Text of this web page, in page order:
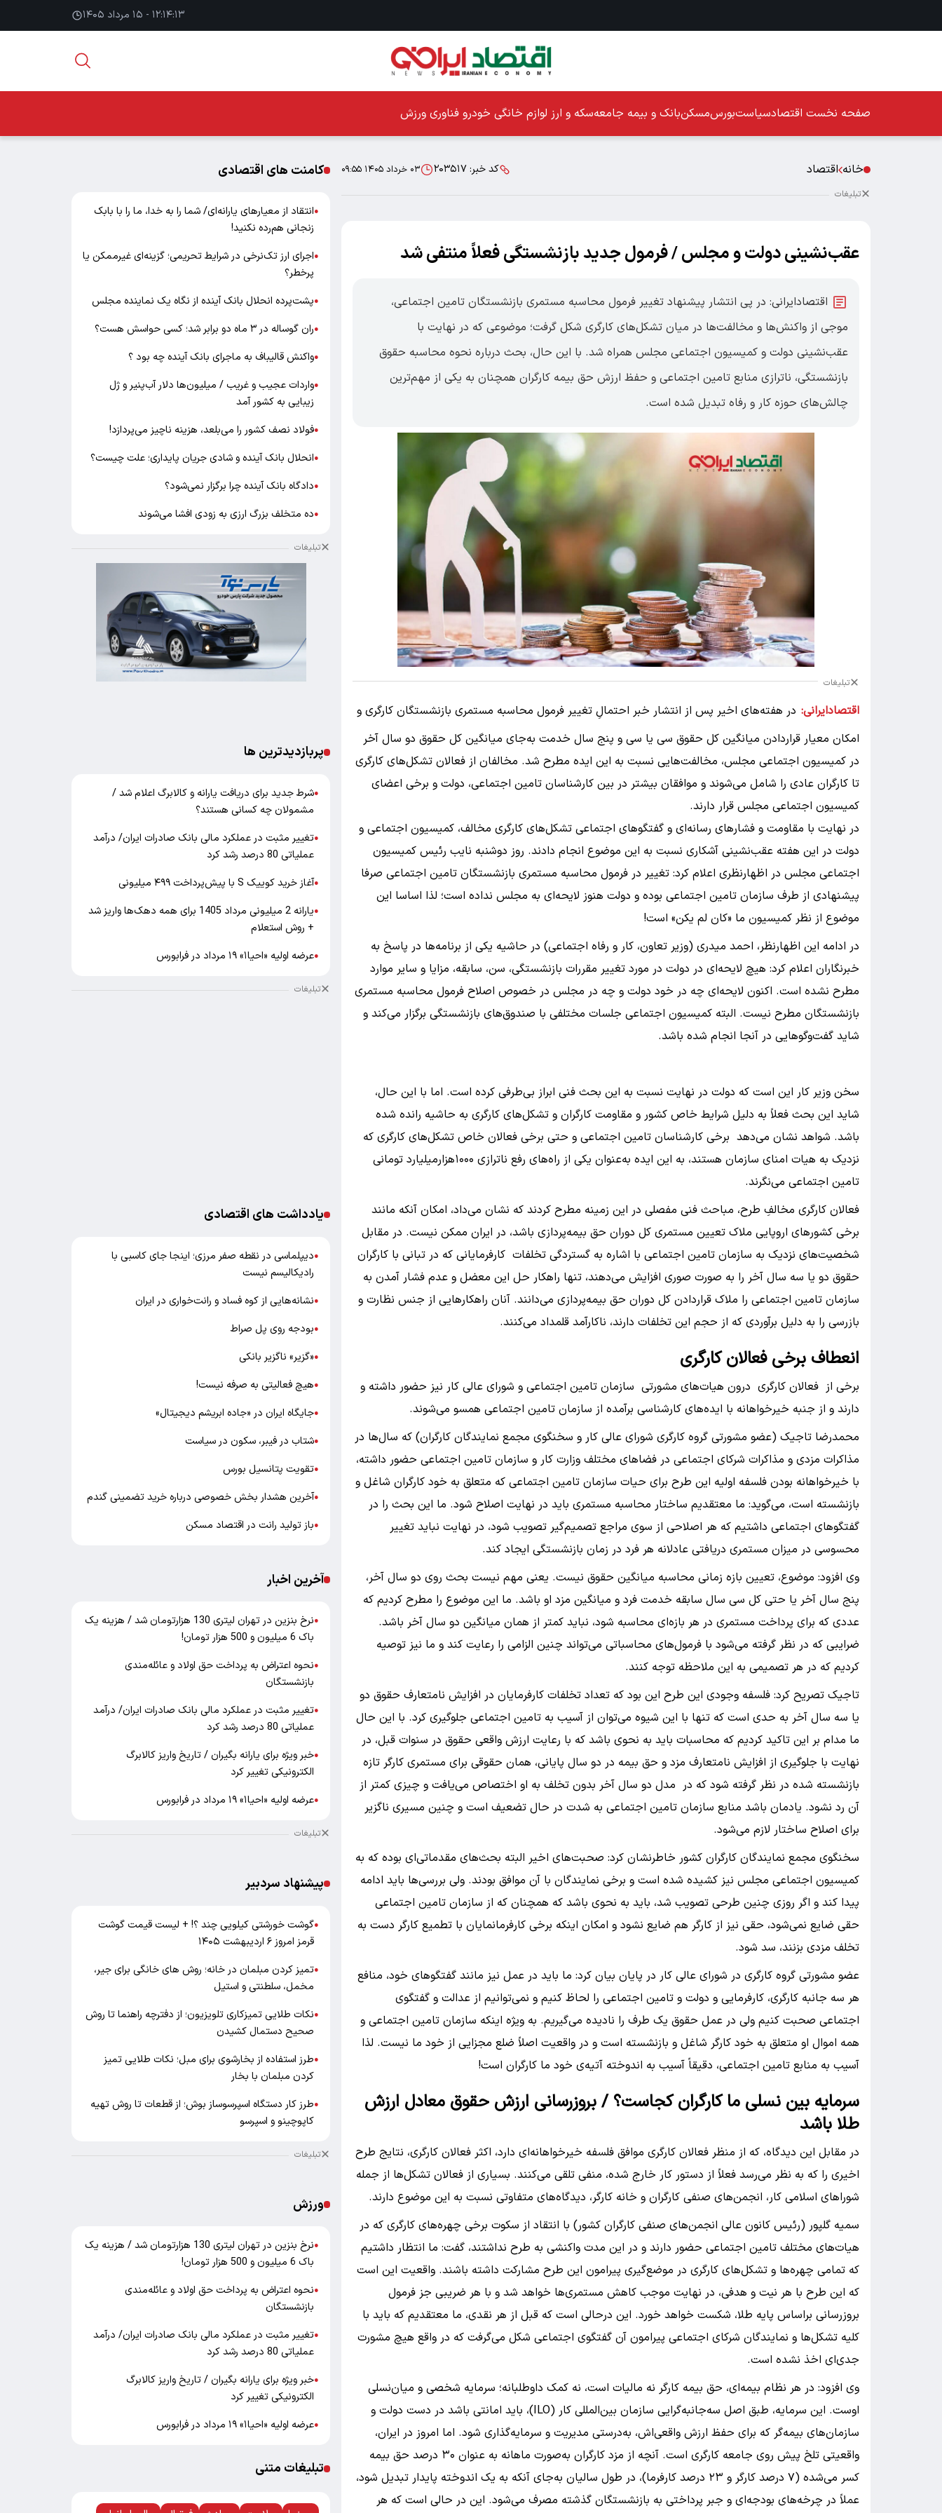
۱۲:۱۴:۱۴ - ۱۵ مرداد ۱۴۰۵
صفحه نخست اقتصادسیاستبورسمسکنبانک و بیمه جامعهسکه و ارز لوازم خانگی خودرو فناوری ورزش
خانه اقتصاد کد خبر: ۲۰۳۵۱۷ ۰۳ خرداد ۱۴۰۵ ۰۹:۵۵
تبلیغات
عقب‌نشینی دولت و مجلس / فرمول جدید بازنشستگی فعلاً منتفی شد
اقتصادایرانی: در پی انتشار پیشنهاد تغییر فرمول محاسبه مستمری بازنشستگان تامین اجتماعی،
موجی از واکنش‌ها و مخالفت‌ها در میان تشکل‌های کارگری شکل گرفت؛ موضوعی که در نهایت با
عقب‌نشینی دولت و کمیسیون اجتماعی مجلس همراه شد. با این حال، بحث درباره نحوه محاسبه حقوق
بازنشستگی، ناترازی منابع تامین اجتماعی و حفظ ارزش حق بیمه کارگران همچنان به یکی از مهم‌ترین
چالش‌های حوزه کار و رفاه تبدیل شده است.
تبلیغات
اقتصادایرانی: در هفته‌های اخیر پس از انتشار خبر احتمالِ تغییر فرمول محاسبه مستمری بازنشستگان کارگری و
امکان معیار قراردادن میانگین کل حقوق سی یا سی و پنج سال خدمت به‌جای میانگین کل حقوق دو سال آخر
در کمیسیون اجتماعی مجلس، مخالفت‌هایی نسبت به این ایده مطرح شد. مخالفان از فعالان تشکل‌های کارگری
تا کارگران عادی را شامل می‌شوند و موافقان بیشتر در بین کارشناسان تامین اجتماعی، دولت و برخی اعضای
کمیسیون اجتماعی مجلس قرار دارند.
در نهایت با مقاومت و فشارهای رسانه‌ای و گفتگوهای اجتماعی تشکل‌های کارگری مخالف، کمیسیون اجتماعی و
دولت در این هفته عقب‌نشینی آشکاری نسبت به این موضوع انجام دادند. روز دوشنبه نایب رئیس کمیسیون
اجتماعی مجلس در اظهارنظری اعلام کرد: تغییر در فرمول محاسبه مستمری بازنشستگان تامین اجتماعی صرفا
پیشنهادی از طرف سازمان تامین اجتماعی بوده و دولت هنوز لایحه‌ای به مجلس نداده است؛ لذا اساسا این
موضوع از نظر کمیسیون ما «کان لم یکن» است!
در ادامه این اظهارنظر، احمد میدری (وزیر تعاون، کار و رفاه اجتماعی) در حاشیه یکی از برنامه‌ها در پاسخ به
خبرنگاران اعلام کرد: هیچ لایحه‌ای در دولت در مورد تغییر مقررات بازنشستگی، سن، سابقه، مزایا و سایر موارد
مطرح نشده است. اکنون لایحه‌ای چه در خود دولت و چه در مجلس در خصوص اصلاح فرمول محاسبه مستمری
بازنشستگان مطرح نیست. البته کمیسیون اجتماعی جلسات مختلفی با صندوق‌های بازنشستگی برگزار می‌کند و
شاید گفت‌وگوهایی در آنجا انجام شده باشد.
سخن وزیر کار این است که دولت در نهایت نسبت به این بحث فنی ابراز بی‌طرفی کرده است. اما با این حال،
شاید این بحث فعلاً به دلیل شرایط خاص کشور و مقاومت کارگران و تشکل‌های کارگری به حاشیه رانده شده
باشد. شواهد نشان می‌دهد برخی کارشناسان تامین اجتماعی و حتی برخی فعالان خاص تشکل‌های کارگری که
نزدیک به هیات امنای سازمان هستند، به این ایده به‌عنوان یکی از راه‌های رفع ناترازی ۱۰۰۰هزارمیلیارد تومانی
تامین اجتماعی می‌نگرند.
فعالان کارگری مخالفِ طرح، مباحث فنی مفصلی در این زمینه مطرح کردند که نشان می‌داد، امکان آنکه مانند
برخی کشورهای اروپایی ملاک تعیین مستمری کل دوران حق بیمه‌پردازی باشد، در ایران ممکن نیست. در مقابل
شخصیت‌های نزدیک به سازمان تامین اجتماعی با اشاره به گستردگی تخلفات کارفرمایانی که در تبانی با کارگران
حقوق دو یا سه سال آخر را به صورت صوری افزایش می‌دهند، تنها راهکار حل این معضل و عدم فشار آمدن به
سازمان تامین اجتماعی را ملاک قراردادن کل دوران حق بیمه‌پردازی می‌دانند. آنان راهکارهایی از جنس نظارت و
بازرسی را به دلیل برآوردی که از حجم این تخلفات دارند، ناکارآمد قلمداد می‌کنند.
انعطاف برخی فعالان کارگری
برخی از فعالان کارگری درون هیات‌های مشورتی سازمان تامین اجتماعی و شورای عالی کار نیز حضور داشته و
دارند و از جنبه خیرخواهانه با ایده‌های کارشناسی برآمده از سازمان تامین اجتماعی همسو می‌شوند.
محمدرضا تاجیک (عضو مشورتی گروه کارگری شورای عالی کار و سخنگوی مجمع نمایندگان کارگران) که سال‌ها در
مذاکرات مزدی و مذاکرات شرکای اجتماعی در فضاهای مختلف وزارت کار و سازمان تامین اجتماعی حضور داشته،
با خیرخواهانه بودن فلسفه اولیه این طرح برای حیات سازمان تامین اجتماعی که متعلق به خود کارگران شاغل و
بازنشسته است، می‌گوید: ما معتقدیم ساختار محاسبه مستمری باید در نهایت اصلاح شود. ما این بحث را در
گفتگوهای اجتماعی داشتیم که هر اصلاحی از سوی مراجع تصمیم‌گیر تصویب شود، در نهایت نباید تغییر
محسوسی در میزان مستمری دریافتی عادلانه هر فرد در زمان بازنشستگی ایجاد کند.
وی افزود: موضوع، تعیین بازه زمانی محاسبه میانگین حقوق نیست. یعنی مهم نیست بحث روی دو سال آخر،
پنج سال آخر یا حتی کل سی سال سابقه خدمت فرد و میانگین مزد او باشد. ما این موضوع را مطرح کردیم که
عددی که برای پرداخت مستمری در هر بازه‌ای محاسبه شود، نباید کمتر از همان میانگین دو سال آخر باشد.
ضرایبی که در نظر گرفته می‌شود با فرمول‌های محاسباتی می‌تواند چنین الزامی را رعایت کند و ما نیز توصیه
کردیم که در هر تصمیمی به این ملاحظه توجه کنند.
تاجیک تصریح کرد: فلسفه وجودی این طرح این بود که تعداد تخلفات کارفرمایان در افزایش نامتعارف حقوق دو
یا سه سال آخر به حدی است که تنها با این شیوه می‌توان از آسیب به تامین اجتماعی جلوگیری کرد. با این حال
ما مدام بر این تاکید کردیم که محاسبات باید به نحوی باشد که با رعایت ارزش واقعی حقوق در سنوات قبل، در
نهایت با جلوگیری از افزایش نامتعارف مزد و حق بیمه در دو سال پایانی، همان حقوقی برای مستمری کارگر تازه
بازنشسته شده در نظر گرفته شود که در مدل دو سال آخر بدون تخلف به او اختصاص می‌یافت و چیزی کمتر از
آن رد نشود. یادمان باشد منابع سازمان تامین اجتماعی به شدت در حال تضعیف است و چنین مسیری ناگزیر
برای اصلاح ساختار لازم می‌شود.
سخنگوی مجمع نمایندگان کارگران کشور خاطرنشان کرد: صحبت‌های اخیر البته بحث‌های مقدماتی‌ای بوده که به
کمیسیون اجتماعی مجلس نیز کشیده شده است و برخی نمایندگان با آن موافق بودند. ولی بررسی‌ها باید ادامه
پیدا کند و اگر روزی چنین طرحی تصویب شد، باید به نحوی باشد که همچنان که از سازمان تامین اجتماعی
حقی ضایع نمی‌شود، حقی نیز از کارگر هم ضایع نشود و امکان اینکه برخی کارفرمانمایان با تطمیع کارگر دست به
تخلف مزدی بزنند، سد شود.
عضو مشورتی گروه کارگری در شورای عالی کار در پایان بیان کرد: ما باید در عمل نیز مانند گفتگوهای خود، منافع
هر سه جانبه کارگری، کارفرمایی و دولت و تامین اجتماعی را لحاظ کنیم و نمی‌توانیم از عدالت و گفتگوی
اجتماعی صحبت کنیم ولی در عمل حقوق یک طرف را نادیده می‌گیریم. به ویژه اینکه سازمان تامین اجتماعی و
همه اموال او متعلق به خود کارگر شاغل و بازنشسته است و در واقعیت اصلاً ضلع مجزایی از خود ما نیست. لذا
آسیب به منابع تامین اجتماعی، دقیقاً آسیب به اندوخته آتیه‌ی خود ما کارگران است!
سرمایه بین نسلی ما کارگران کجاست؟ / بروزرسانی ارزش حقوق معادل ارزش
طلا باشد
در مقابل این دیدگاه، که از منظر فعالان کارگری موافق فلسفه خیرخواهانه‌ای دارد، اکثر فعالان کارگری، نتایج طرح
اخیری را که به نظر می‌رسد فعلاً از دستور کار خارج شده، منفی تلقی می‌کنند. بسیاری از فعالان تشکل‌ها از جمله
شوراهای اسلامی کار، انجمن‌های صنفی کارگران و خانه کارگر، دیدگاه‌های متفاوتی نسبت به این موضوع دارند.
سمیه گلپور (رئیس کانون عالی انجمن‌های صنفی کارگران کشور) با انتقاد از سکوت برخی چهره‌های کارگری که در
هیات‌های مختلف تامین اجتماعی حضور دارند و در این مدت واکنشی به طرح نداشتند، گفت: ما انتظار داشتیم
که تمامی چهره‌ها و تشکل‌های کارگری در موضع‌گیری پیرامون این طرح مشارکت داشته باشند. واقعیت این است
که این طرح با هر نیت و هدفی، در نهایت موجب کاهش مستمری‌ها خواهد شد و با هر ضریبی جز فرمول
بروزرسانی براساس پایه طلا، شکست خواهد خورد. این درحالی است که قبل از هر نقدی، ما معتقدیم که باید با
کلیه تشکل‌ها و نمایندگان شرکای اجتماعی پیرامون آن گفتگوی اجتماعی شکل می‌گرفت که در واقع هیچ مشورت
جدی‌ای اخذ نشده است.
وی افزود: در هر نظام بیمه‌ای، حق بیمه کارگر نه مالیات است، نه کمک داوطلبانه؛ سرمایه شخصی و میان‌نسلی
اوست. این سرمایه، طبق اصل سه‌جانبه‌گرایی سازمان بین‌المللی کار (ILO)، باید امانتی باشد در دست دولت و
سازمان‌های بیمه‌گر که برای حفظ ارزش واقعی‌اش، به‌درستی مدیریت و سرمایه‌گذاری شود. اما امروز در ایران،
واقعیتی تلخ پیش روی جامعه کارگری است. آنچه از مزد کارگران به‌صورت ماهانه به عنوان ۳۰ درصد حق بیمه
کسر می‌شده (۷ درصد کارگر و ۲۳ درصد کارفرما)، در طول سالیان به‌جای آنکه به یک اندوخته پایدار تبدیل شود،
عملاً در چرخه‌های بودجه‌ای و جبر پرداختی به بازنشستگان گذشته مصرف می‌شود. این در حالی است که هر
کامنت های اقتصادی
●انتقاد از معیارهای یارانه‌ای/ شما را به خدا، ما را با بابک
زنجانی هم‌رده نکنید!
●اجرای ارز تک‌نرخی در شرایط تحریمی؛ گزینه‌ای غیرممکن یا
پرخطر؟
●پشت‌پرده انحلال بانک آینده از نگاه یک نماینده مجلس
●ران گوساله در ۳ ماه دو برابر شد؛ کسی حواسش هست؟
●واکنش قالیباف به ماجرای بانک آینده چه بود ؟
●واردات عجیب و غریب / میلیون‌ها دلار آب‌پنیر و ژل
زیبایی به کشور آمد
●فولاد نصف کشور را می‌بلعد، هزینه ناچیز می‌پردازد!
●انحلال بانک آینده و شادی جریان پایداری؛ علت چیست؟
●دادگاه بانک آینده چرا برگزار نمی‌شود؟
●ده متخلف بزرگ ارزی به زودی افشا می‌شوند
تبلیغات
پربازدیدترین ها
●شرط جدید برای دریافت یارانه و کالابرگ اعلام شد /
مشمولان چه کسانی هستند؟
●تغییر مثبت در عملکرد مالی بانک صادرات ایران/ درآمد
عملیاتی 80 درصد رشد کرد
●آغاز خرید کوییک S با پیش‌پرداخت ۴۹۹ میلیونی
●
یارانه 2 میلیونی مرداد 1405 برای همه دهک‌ها واریز شد
+ روش استعلام
●عرضه اولیه «احیا۱» ۱۹ مرداد در فرابورس
تبلیغات
یادداشت های اقتصادی
●دیپلماسی در نقطه صفر مرزی؛ اینجا جای کاسبی با
رادیکالیسم نیست
●نشانه‌هایی از کوه فساد و رانت‌خواری در ایران
●بودجه روی پل صراط
●«گزیر» ناگزیر بانکی
●هیچ فعالیتی به صرفه نیست!
●جایگاه ایران در «جاده ابریشم دیجیتال»
●شتاب در فیبر، سکون در سیاست
●تقویت پتانسیل بورس
●آخرین هشدار بخش خصوصی درباره خرید تضمینی گندم
●باز تولید رانت در اقتصاد مسکن
آخرین اخبار
●
نرخ بنزین در تهران لیتری 130 هزارتومان شد / هزینه یک
باک 6 میلیون و 500 هزار تومان!
●نحوه اعتراض به پرداخت حق اولاد و عائله‌مندی
بازنشستگان
●تغییر مثبت در عملکرد مالی بانک صادرات ایران/ درآمد
عملیاتی 80 درصد رشد کرد
●خبر ویژه برای یارانه بگیران / تاریخ واریز کالابرگ
الکترونیکی تغییر کرد
●عرضه اولیه «احیا۱» ۱۹ مرداد در فرابورس
تبلیغات
پیشنهاد سردبیر
●گوشت خورشتی کیلویی چند ؟! + لیست قیمت گوشت
قرمز امروز ۶ اردیبهشت ۱۴۰۵
●تمیز کردن مبلمان در خانه؛ روش های خانگی برای جیر،
مخمل، سلطنتی و استیل
●نکات طلایی تمیزکاری تلویزیون؛ از دفترچه راهنما تا روش
صحیح دستمال کشیدن
●طرز استفاده از بخارشوی برای مبل؛ نکات طلایی تمیز
کردن مبلمان با بخار
●طرز کار دستگاه اسپرسوساز بوش؛ از قطعات تا روش تهیه
کاپوچینو و اسپرسو
تبلیغات
ورزش
●
نرخ بنزین در تهران لیتری 130 هزارتومان شد / هزینه یک
باک 6 میلیون و 500 هزار تومان!
●نحوه اعتراض به پرداخت حق اولاد و عائله‌مندی
بازنشستگان
●تغییر مثبت در عملکرد مالی بانک صادرات ایران/ درآمد
عملیاتی 80 درصد رشد کرد
●خبر ویژه برای یارانه بگیران / تاریخ واریز کالابرگ
الکترونیکی تغییر کرد
●عرضه اولیه «احیا۱» ۱۹ مرداد در فرابورس
تبلیغات متنی